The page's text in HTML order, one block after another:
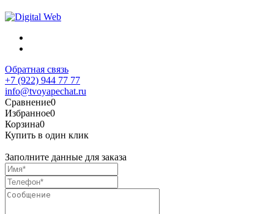
Обратная связь
+7 (922) 944 77 77
info@tvoyapechat.ru
Сравнение0
Избранное0
Корзина0
Купить в один клик
Заполните данные для заказа